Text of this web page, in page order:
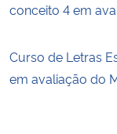
conceito 4 em
Curso de Letras
em avaliação do